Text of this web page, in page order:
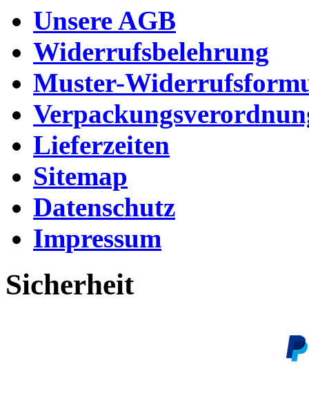
Unsere AGB
Widerrufsbelehrung
Muster-
Lieferzeiten
Sitemap
Datenschutz
Impressum
Sicherheit